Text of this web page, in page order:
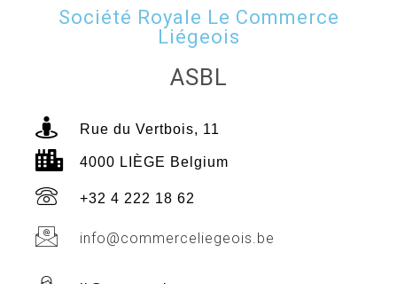
Société Royale Le Commerce
Liégeois
ASBL
Rue du Vertbois, 11
4000 LIÈGE Belgium
+32 4 222 18 62
info@commerceliegeois.be